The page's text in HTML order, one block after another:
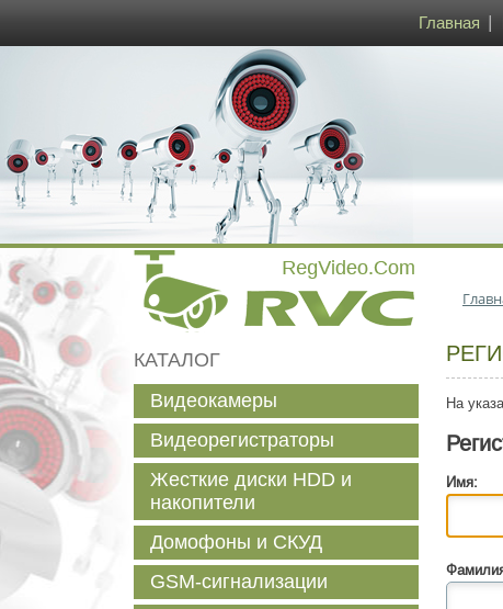
Главная
На
Имя:
КАТАЛОГ
Видеокамеры
Видеорегистраторы
Жесткие диски HDD и
накопители
Домофоны и СКУД
GSM-сигнализации